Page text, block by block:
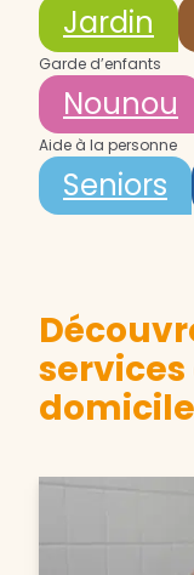
Jardin
Garde d’enfants
Nounou
Aide à la personne
Seniors